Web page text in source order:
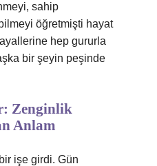
sahip
öğretmişti hayat
hep gururla
bir şeyin peşinde
Zenginlik
Anlam
işe girdi. Gün